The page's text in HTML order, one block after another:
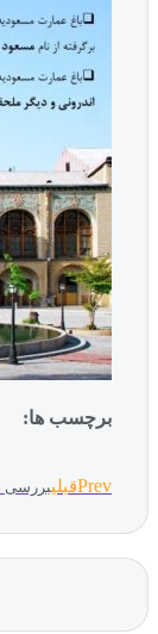
برچسب ها:
Prevقبلیبررسی جامع